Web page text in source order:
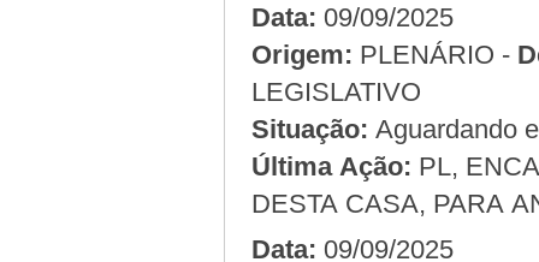
Data: 09/09/2025
Origem:
PLENÁRIO -
LEGISLATIVO
Situação: Aguardando
Última Ação: PL,
DESTA CASA, PARA
Data: 09/09/2025